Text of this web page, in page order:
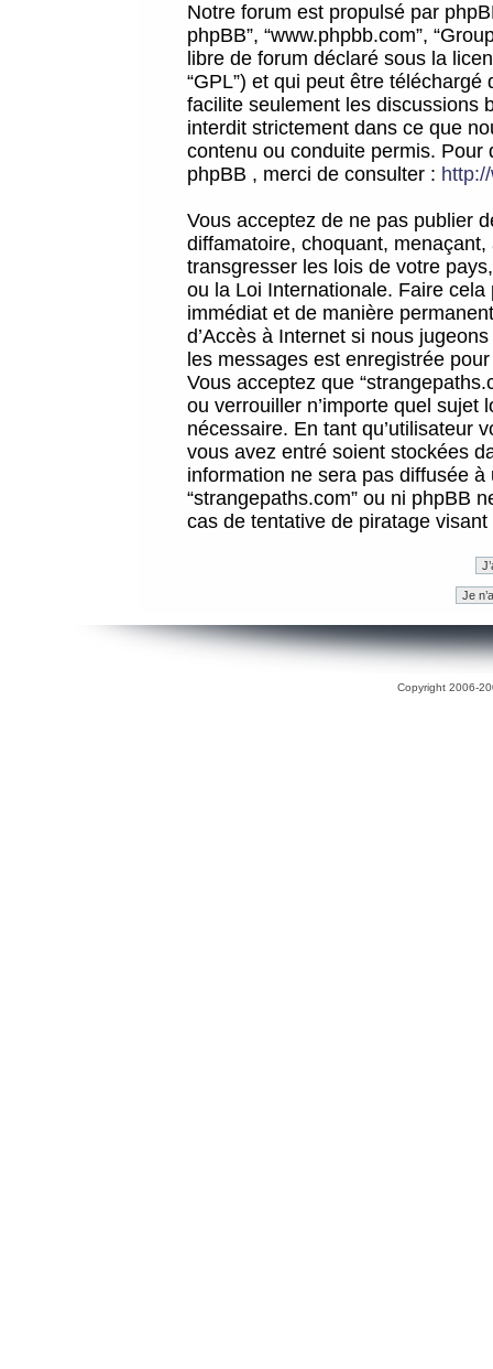
Notre forum est propulsé par
phpBB”, “www.phpbb.com”,
libre de forum déclaré sous la
“GPL”) et qui peut être téléchargé
facilite seulement les discussions
interdit strictement dans ce que
contenu ou conduite permis.
phpBB , merci de consulter :
Vous acceptez de ne pas publier
diffamatoire, choquant,
transgresser les lois de votre
ou la Loi Internationale. Faire
immédiat et de manière
d’Accès à Internet si nous
les messages est enregistrée
Vous acceptez que
ou verrouiller n’importe quel sujet
nécessaire. En tant qu’utilisateur
vous avez entré soient stockées
information ne sera pas diffusée
“strangepaths.com” ou ni phpBB
cas de tentative de piratage
Copyright 2006-